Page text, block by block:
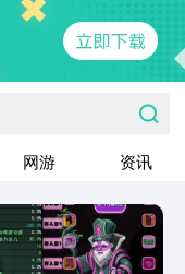
网游 资讯